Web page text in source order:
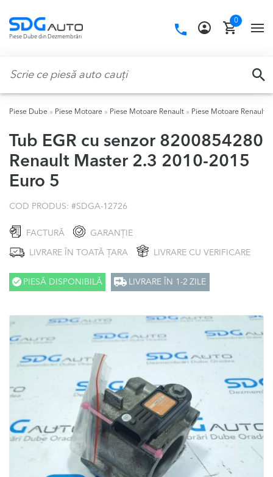
navigation
content
Piese Dube din Dezmembrări
Call
0
Piese Dube » Piese Motoare » Piese Motoare Renault » Piese Motoare Renault
Tub EGR cu senzor 8200854280
Renault Master 2.3 2010-2015
Euro 5
COD PRODUS: #SDGA-12726
FACTURĂ GARANȚIE
LIVRARE ÎN TOATĂ ȚARA LIVRARE CU VERIFICARE
PIESĂ DISPONIBILĂ LIVRARE ÎN 1-2 ZILE